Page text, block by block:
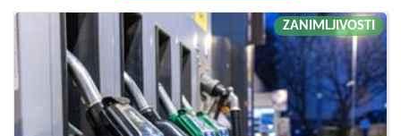
ZANIMLJIVOSTI